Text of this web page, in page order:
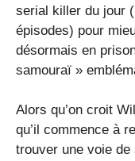
serial killer du jour
épisodes) pour
désormais en
samouraï »
Alors qu’on croit
qu’il commence à
trouver une voie